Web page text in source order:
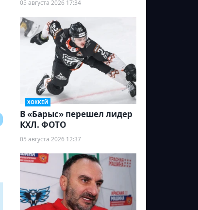
05 августа 2026 17:34
ХОККЕЙ
В «Барыс» перешел лидер
КХЛ. ФОТО
05 августа 2026 12:37